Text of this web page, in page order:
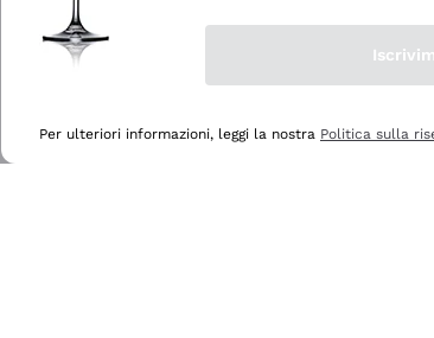
Per ulteriori informazioni, leggi la nostra Politica sulla